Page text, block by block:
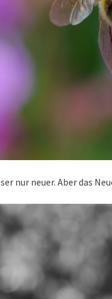
nur neuer. Aber das